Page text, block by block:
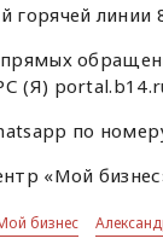
горячей линии
(Я)
по
«Мой
бизнес